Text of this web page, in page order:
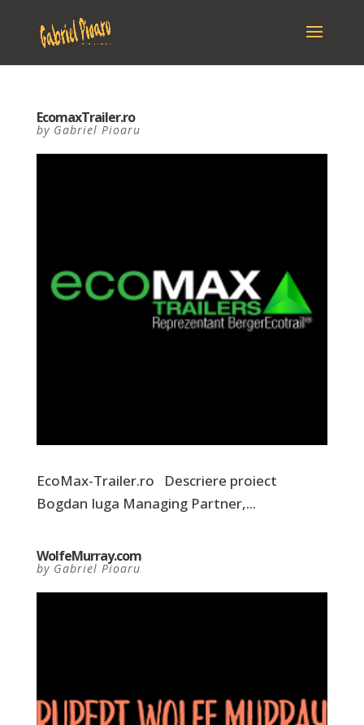
EcomaxTrailer.ro
by Gabriel Pioaru
EcoMax-Trailer.ro Descriere proiect
Bogdan Iuga Managing Partner,...
WolfeMurray.com
by Gabriel Pioaru